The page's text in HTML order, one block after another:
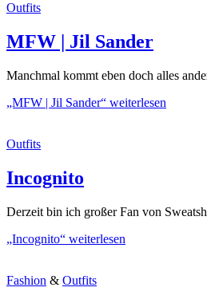
Outfits
MFW | Jil Sander
Manchmal kommt eben doch alles
„MFW | Jil Sander“ weiterlesen
Outfits
Incognito
Derzeit bin ich großer Fan von
„Incognito“ weiterlesen
Fashion & Outfits